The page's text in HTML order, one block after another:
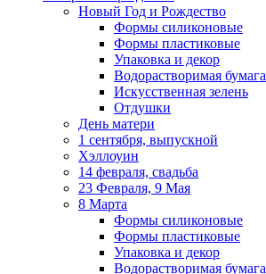
Новый Год и Рождество
Формы силиконовые
Формы пластиковые
Упаковка и декор
Водорастворимая бумага
Искусственная зелень
Отдушки
День матери
1 сентября, выпускной
Хэллоуин
14 февраля, свадьба
23 Февраля, 9 Мая
8 Марта
Формы силиконовые
Формы пластиковые
Упаковка и декор
Водорастворимая бумага